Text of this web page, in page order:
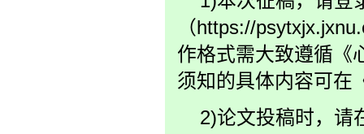
（https://
作格式需大致遵循《
须知的具体内容可在
2)论文投稿时，请